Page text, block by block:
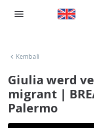
Kembali
Giulia werd
migrant |
Palermo